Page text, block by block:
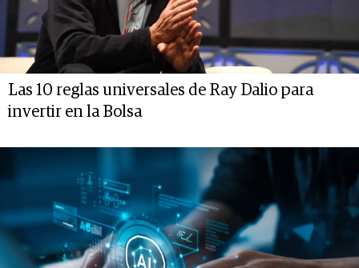
Las 10 reglas universales de Ray Dalio para
invertir en la Bolsa